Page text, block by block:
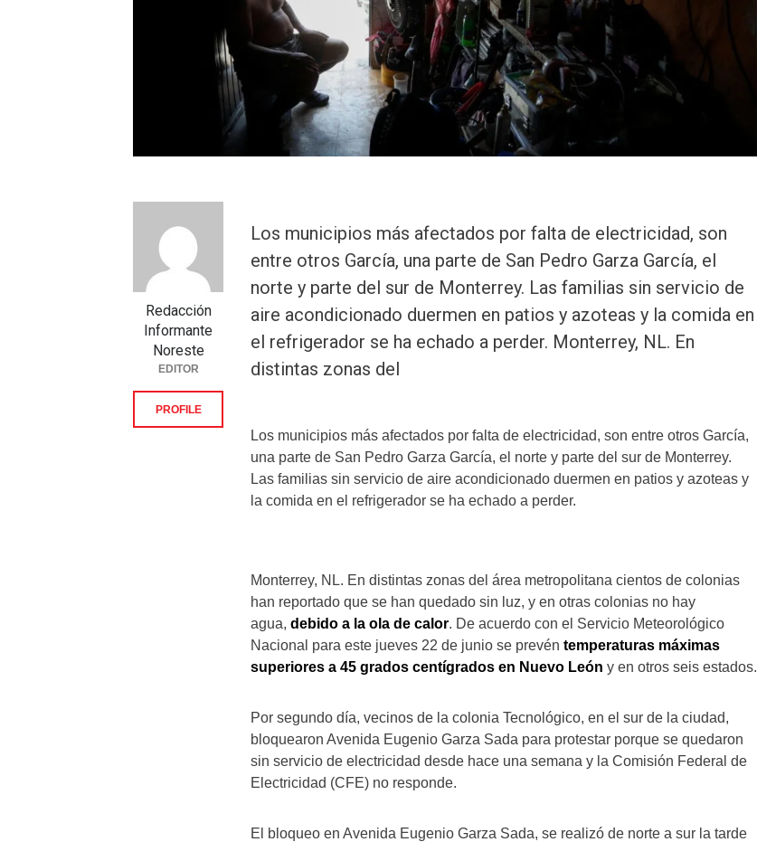
Los municipios más afectados por falta de electricidad, son
entre otros García, una parte de San Pedro Garza García, el
norte y parte del sur de Monterrey. Las familias sin servicio de
aire acondicionado duermen en patios y azoteas y la comida en
el refrigerador se ha echado a perder. Monterrey, NL. En
distintas zonas del
Los municipios más afectados por falta de electricidad, son entre otros García,
una parte de San Pedro Garza García, el norte y parte del sur de Monterrey.
Las familias sin servicio de aire acondicionado duermen en patios y azoteas y
la comida en el refrigerador se ha echado a perder.
Monterrey, NL. En distintas zonas del área metropolitana cientos de colonias
han reportado que se han quedado sin luz, y en otras colonias no hay
agua, debido a la ola de calor. De acuerdo con el Servicio Meteorológico
Nacional para este jueves 22 de junio se prevén temperaturas máximas
superiores a 45 grados centígrados en Nuevo León y en otros seis estados.
Por segundo día, vecinos de la colonia Tecnológico, en el sur de la ciudad,
bloquearon Avenida Eugenio Garza Sada para protestar porque se quedaron
sin servicio de electricidad desde hace una semana y la Comisión Federal de
Electricidad (CFE) no responde.
El bloqueo en Avenida Eugenio Garza Sada, se realizó de norte a sur la tarde
Redacción
Informante
Noreste
EDITOR
PROFILE